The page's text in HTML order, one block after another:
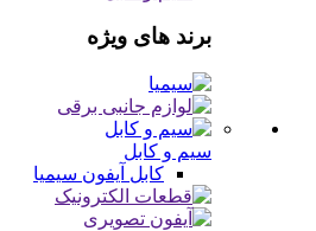
برند های ویژه
سیم و کابل
کابل آیفون سیمیا